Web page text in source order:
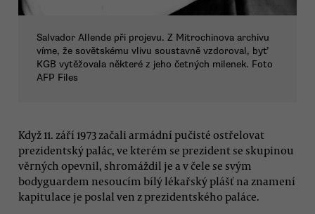
Salvador Allende při projevu. Z Mitrochinova archivu
víme, že sovětskému vlivu soustavně vzdoroval, byť
KGB vytěžovala některé z jeho četných milenek. Foto
AFP Files
Když 11. září 1973 začali armádní pučisté ostřelovat
prezidentský palác, ve kterém se prezident se skupinou
věrných opevnil, shromáždil je a v čele se svým
bodyguardem nesoucím bílý lékařský plášť na znamení
kapitulace je poslal ven z prezidentského paláce.